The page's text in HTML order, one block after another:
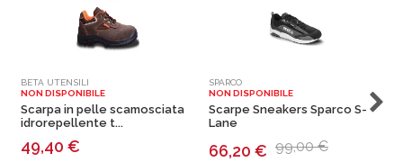
BETA UTENSILI
NON DISPONIBILE
Scarpa in pelle scamosciata
idrorepellente t...
49,40 €
SPARCO
NON DISPONIBILE
Scarpe Sneakers Sparco S-
Lane
66,20 € 99,00 €